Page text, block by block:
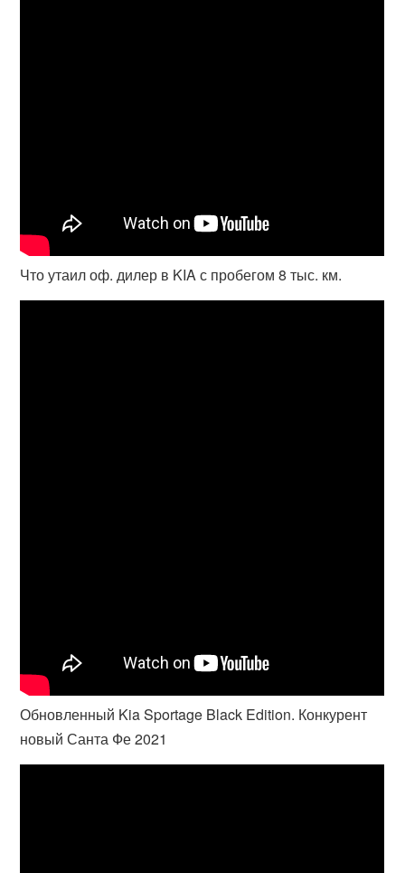
Что утаил оф. дилер в KIA с пробегом 8 тыс. км.
Обновленный Kia Sportage Black Edition. Конкурент
новый Санта Фе 2021